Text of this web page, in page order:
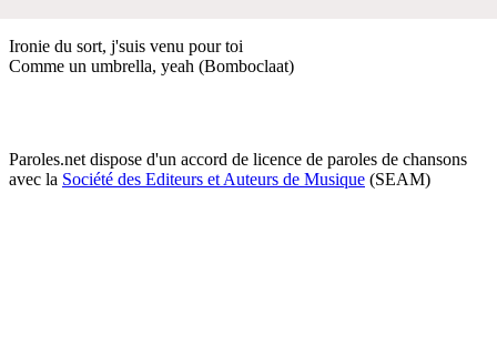
Ironie du sort, j'suis venu pour toi
Comme un umbrella, yeah (Bomboclaat)
Paroles.net dispose d'un accord de licence de paroles de chansons
avec la Société des Editeurs et Auteurs de Musique (SEAM)